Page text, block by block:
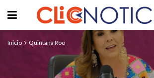
Inicio Quintana Roo